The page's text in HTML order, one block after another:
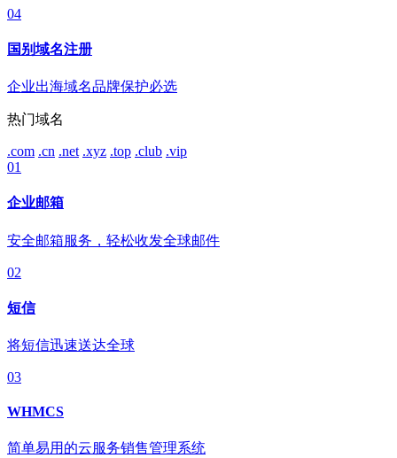
04
国别域名注册
企业出海域名品牌保护必选
热门域名
.com .cn .net .xyz .top .club .vip
01
企业邮箱
安全邮箱服务，轻松收发全球邮件
02
短信
将短信迅速送达全球
03
WHMCS
简单易用的云服务销售管理系统